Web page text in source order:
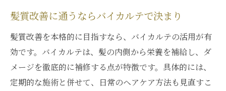
髪質改善に通うならバイカルテで決まり
髪質改善を本格的に目指すなら、バイカルテの活用が有
効です。バイカルテは、髪の内側から栄養を補給し、ダ
メージを徹底的に補修する点が特徴です。具体的には、
定期的な施術と併せて、日常のヘアケア方法も見直すこ